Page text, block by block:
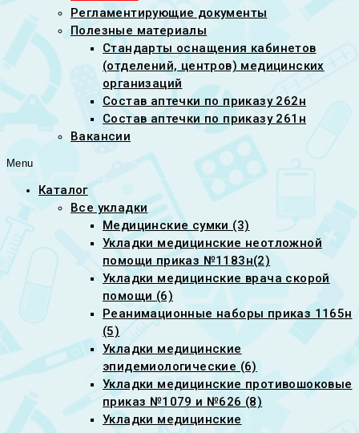
Регламентирующие документы
Полезные материалы
Стандарты оснащения кабинетов
(отделений, центров) медицинских
организаций
Состав аптечки по приказу 262н
Состав аптечки по приказу 261н
Вакансии
Menu
Каталог
Все укладки
Медицинские сумки (3)
Укладки медицинские неотложной
помощи приказ №1183н(2)
Укладки медицинские врача скорой
помощи (6)
Реанимационные наборы приказ 1165н
(5)
Укладки медицинские
эпидемиологические (6)
Укладки медицинские противошоковые
приказ №1079 и №626 (8)
Укладки медицинские